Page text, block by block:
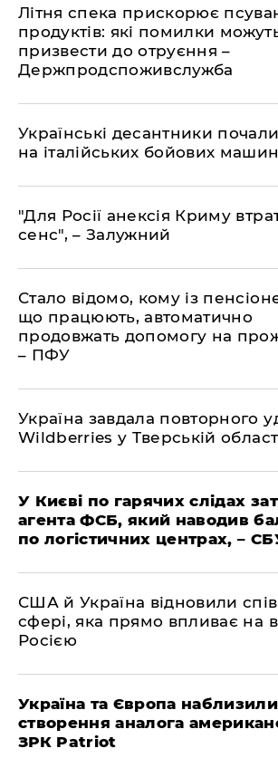
Літня спека прискорює
продуктів: які помилки
призвести до отруєння –
Держпродспоживслужба
Українські десантники
на італійських бойових
"Для Росії анексія Криму
сенс", – Залужний
Стало відомо, кому із
що працюють, автоматично
продовжать допомогу на
– ПФУ
Україна завдала повторного
Wildberries у Тверській
У Києві по гарячих слідах
агента ФСБ, який наводив
по логістичних центрах, –
США й Україна відновили
сфері, яка прямо впливає на
Росією
Україна та Європа
створення аналога
ЗРК Patriot